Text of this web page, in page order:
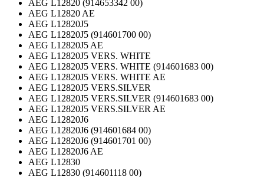
AEG L12820 (914653342 00)
AEG L12820 AE
AEG L12820J5
AEG L12820J5 (914601700 00)
AEG L12820J5 AE
AEG L12820J5 VERS. WHITE
AEG L12820J5 VERS. WHITE (914601683 00)
AEG L12820J5 VERS. WHITE AE
AEG L12820J5 VERS.SILVER
AEG L12820J5 VERS.SILVER (914601683 00)
AEG L12820J5 VERS.SILVER AE
AEG L12820J6
AEG L12820J6 (914601684 00)
AEG L12820J6 (914601701 00)
AEG L12820J6 AE
AEG L12830
AEG L12830 (914601118 00)